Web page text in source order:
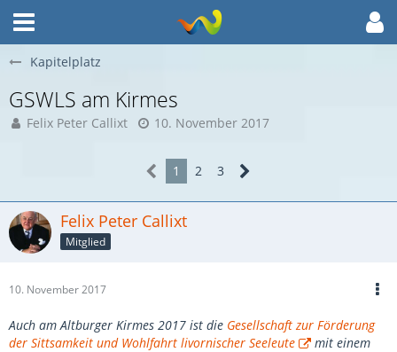
Kapitelplatz
GSWLS am Kirmes
Felix Peter Callixt 10. November 2017
1 2 3
Felix Peter Callixt
Mitglied
10. November 2017
Auch am Altburger Kirmes 2017 ist die Gesellschaft zur Förderung
der Sittsamkeit und Wohlfahrt livornischer Seeleute
mit einem